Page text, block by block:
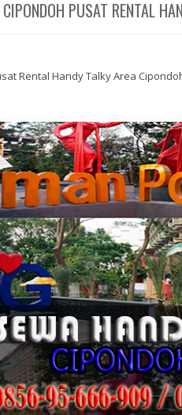
PUSAT RENTAL
Rental Handy Talky Area